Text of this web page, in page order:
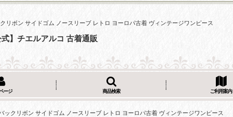
リボン サイドゴム ノースリーブ レトロ ヨーロパ古着 ヴィンテージワンピース
式】チエルアルコ 古着通販
ージ 商品検索 ご利用案内
ックリボン サイドゴム ノースリーブ レトロ ヨーロパ古着 ヴィンテージワンピース